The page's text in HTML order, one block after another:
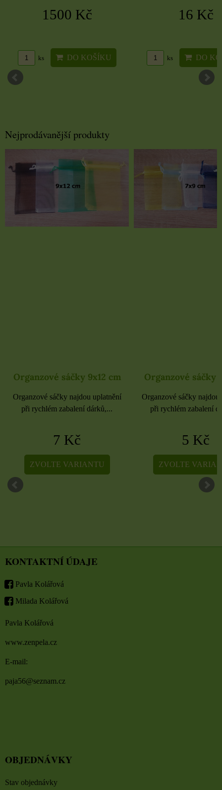
1500 Kč
ks DO KOŠÍKU
16 Kč
ks DO
Nejprodávanější produkty
Organzové sáčky 9x12 cm
Organzové sáčky najdou uplatnění
při rychlém zabalení dárků,...
7 Kč
ZVOLTE VARIANTU
Organzové sáčky
Organzové sáčky najdou
při rychlém zabalení
5 Kč
ZVOLTE
KONTAKTNÍ ÚDAJE
Pavla Kolářová
Milada Kolářová
Pavla Kolářová
www.zenpela.cz
E-mail:
paja56@seznam.cz
OBJEDNÁVKY
Stav objednávky